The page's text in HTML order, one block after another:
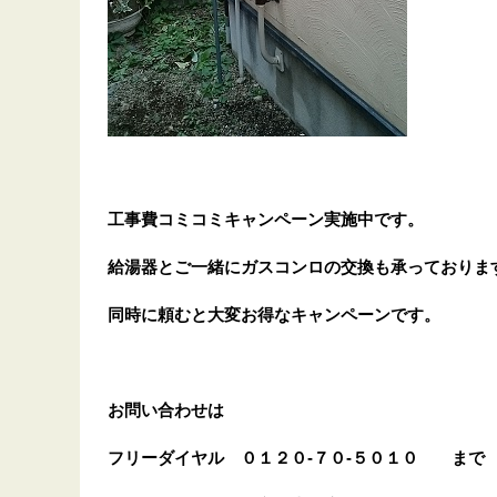
工事費コミコミキャンペーン実施中です。
給湯器とご一緒にガスコンロの交換も承っておりま
同時に頼むと大変お得なキャンペーンです。
お問い合わせは
フリーダイヤル ０１２０-７０-５０１０ まで